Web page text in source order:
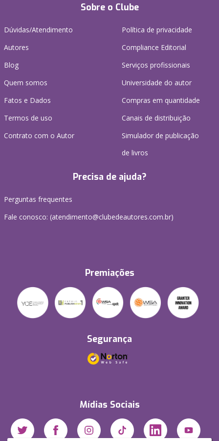
Sobre o Clube
Dúvidas/Atendimento
Autores
Blog
Quem somos
Fatos e Dados
Termos de uso
Contrato com o Autor
Política de privacidade
Compliance Editorial
Serviços profissionais
Universidade do autor
Compras em quantidade
Canais de distribuição
Simulador de publicação
de livros
Precisa de ajuda?
Perguntas frequentes
Fale conosco: (atendimento@clubedeautores.com.br)
Premiações
Segurança
Mídias Sociais